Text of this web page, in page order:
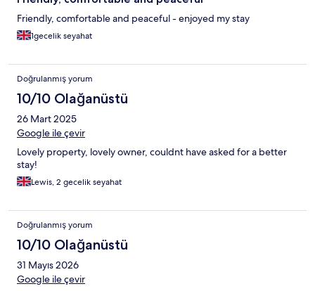
Friendly, comfortable and peaceful - enjoyed my stay
1gecelik seyahat
Doğrulanmış yorum
10/10 Olağanüstü
26 Mart 2025
Google ile çevir
Lovely property, lovely owner, couldnt have asked for a better
stay!
Lewis, 2 gecelik seyahat
Doğrulanmış yorum
10/10 Olağanüstü
31 Mayıs 2026
Google ile çevir